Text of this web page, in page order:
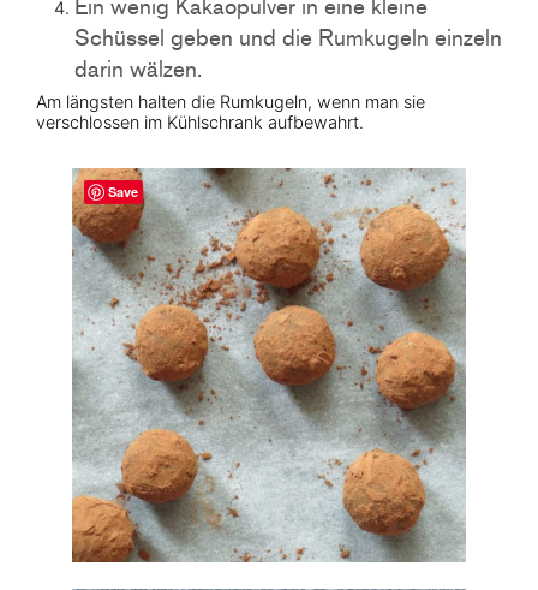
Ein wenig Kakaopulver in eine kleine
Schüssel geben und die Rumkugeln einzeln
darin wälzen.
Am längsten halten die Rumkugeln, wenn man sie
verschlossen im Kühlschrank aufbewahrt.
Save